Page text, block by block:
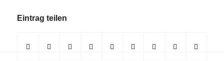
Eintrag teilen